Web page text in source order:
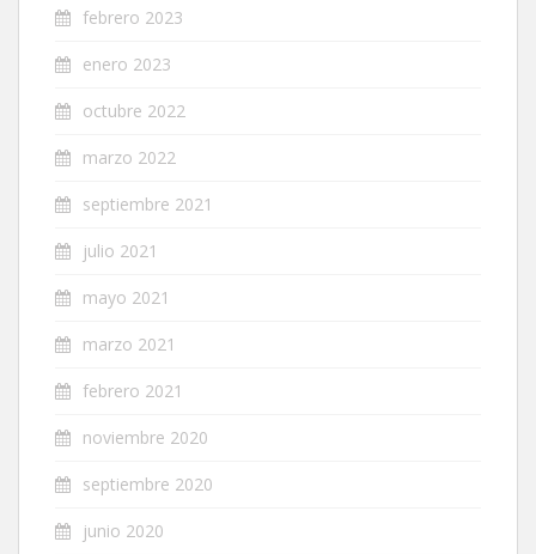
febrero 2023
enero 2023
octubre 2022
marzo 2022
septiembre 2021
julio 2021
mayo 2021
marzo 2021
febrero 2021
noviembre 2020
septiembre 2020
junio 2020